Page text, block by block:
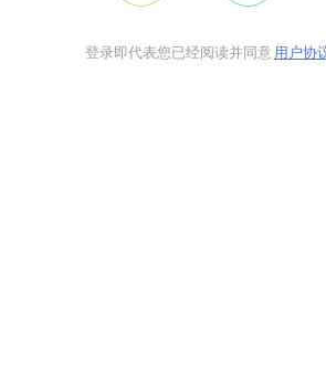
登录即代表您已经阅读并同意用户协议